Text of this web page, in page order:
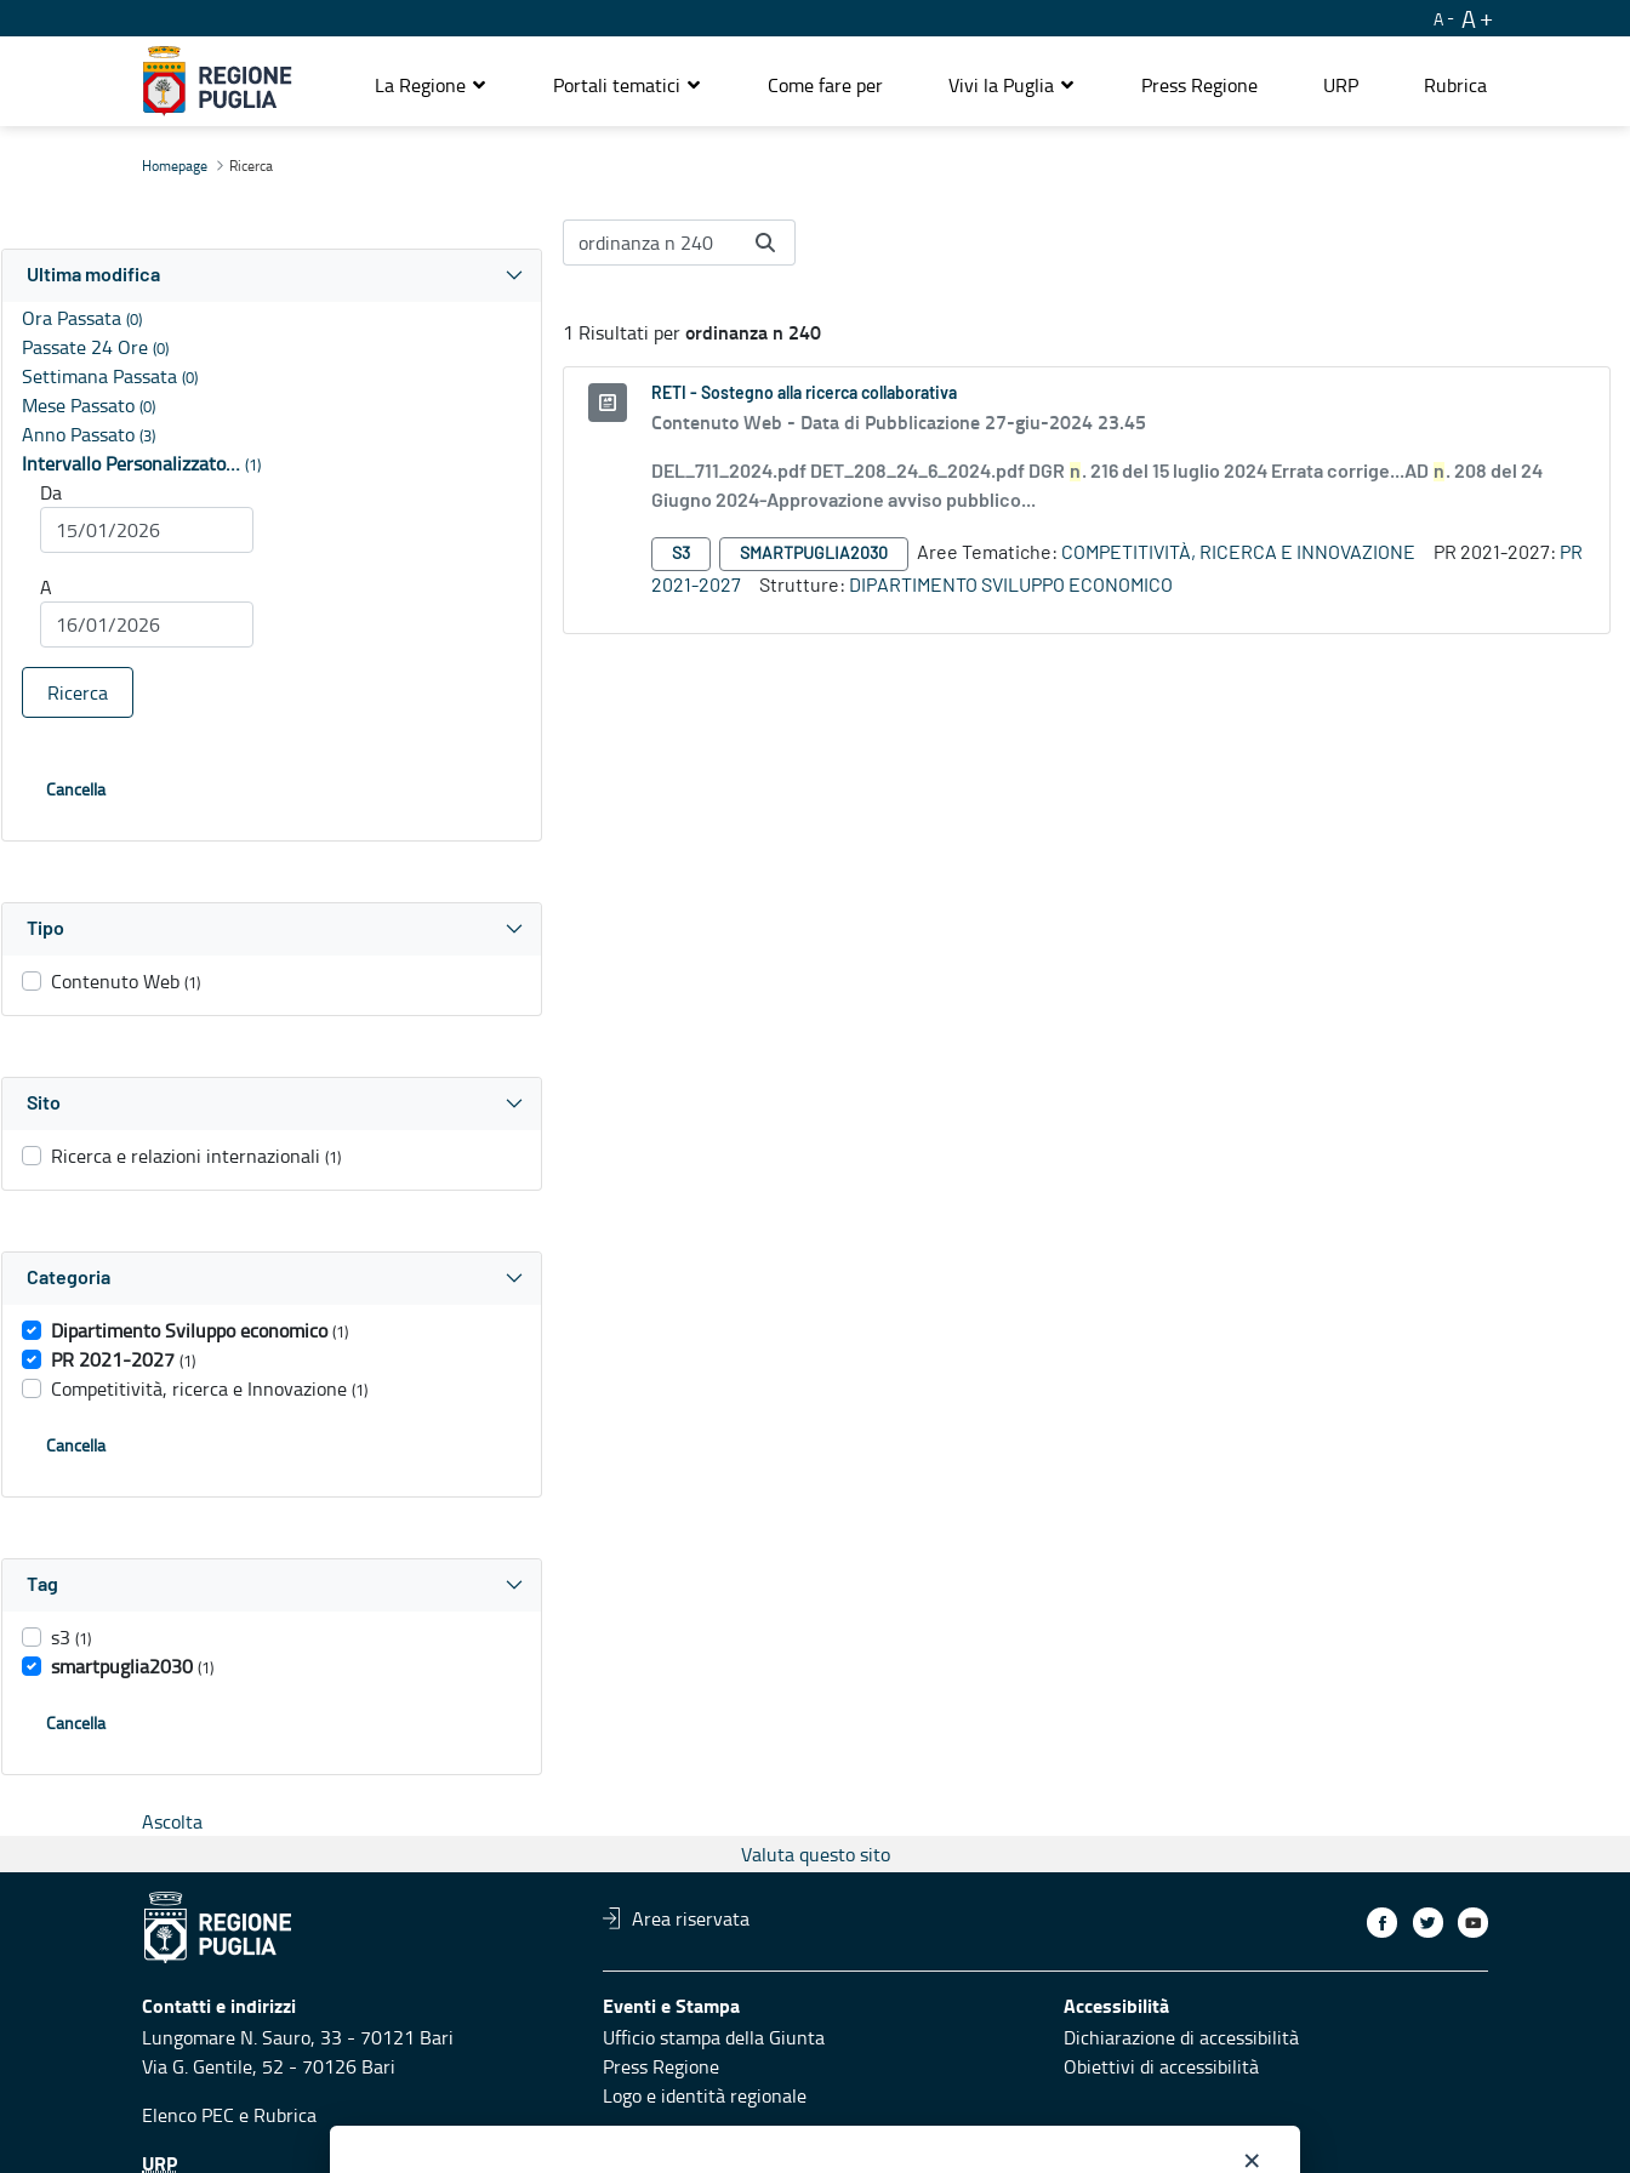
A A
La Regione Portali tematici Come fare per Vivi la Puglia Press Regione URP Rubrica
Homepage Ricerca
Ultima modifica
Ora Passata (0)
Passate 24 Ore (0)
Settimana Passata (0)
Mese Passato (0)
Anno Passato (3)
Intervallo Personalizzato… (1)
Da
A
Ricerca
Cancella
Tipo
Contenuto Web (1)
Sito
Ricerca e relazioni internazionali (1)
Categoria
Dipartimento Sviluppo economico (1)
PR 2021-2027 (1)
Competitività, ricerca e Innovazione (1)
Cancella
Tag
s3 (1)
smartpuglia2030 (1)
Cancella
1 Risultati perordinanza n 240
RETI - Sostegno alla ricerca collaborativa
Contenuto Web - Data di Pubblicazione 27-giu-2024 23.45
DEL_711_2024.pdf DET_208_24_6_2024.pdf DGR n. 216 del 15 luglio 2024 Errata corrige...AD n. 208 del 24
Giugno 2024-Approvazione avviso pubblico...
S3 SMARTPUGLIA2030 Aree Tematiche: COMPETITIVITÀ, RICERCA E INNOVAZIONE PR 2021-2027: PR
2021-2027
Strutture: DIPARTIMENTO SVILUPPO ECONOMICO
Ascolta
Valuta questo sito
Area riservata
Contatti e indirizzi
Lungomare N. Sauro, 33 - 70121 Bari
Via G. Gentile, 52 - 70126 Bari
Elenco PEC e Rubrica
Eventi e Stampa
Ufficio stampa della Giunta
Press Regione
Logo e identità regionale
Accessibilità
Dichiarazione di accessibilità
Obiettivi di accessibilità
URP ×